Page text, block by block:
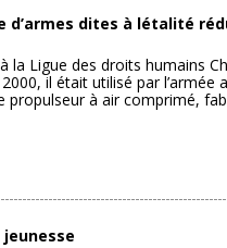
d’armes dites à létalité
la Ligue des droits humains
il était utilisé par l’armée
propulseur à air comprimé,